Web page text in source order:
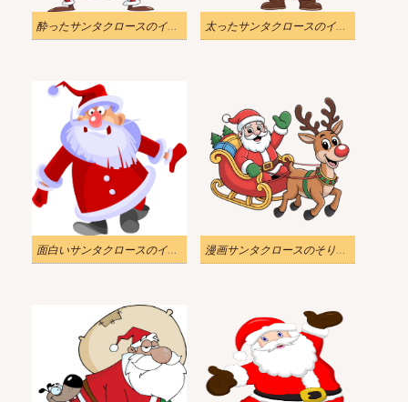
酔ったサンタクロースのイラスト透明 太ったサンタクロースのイラスト透明
面白いサンタクロースのイラスト 1 漫画サンタクロースのそりのイラストPNG